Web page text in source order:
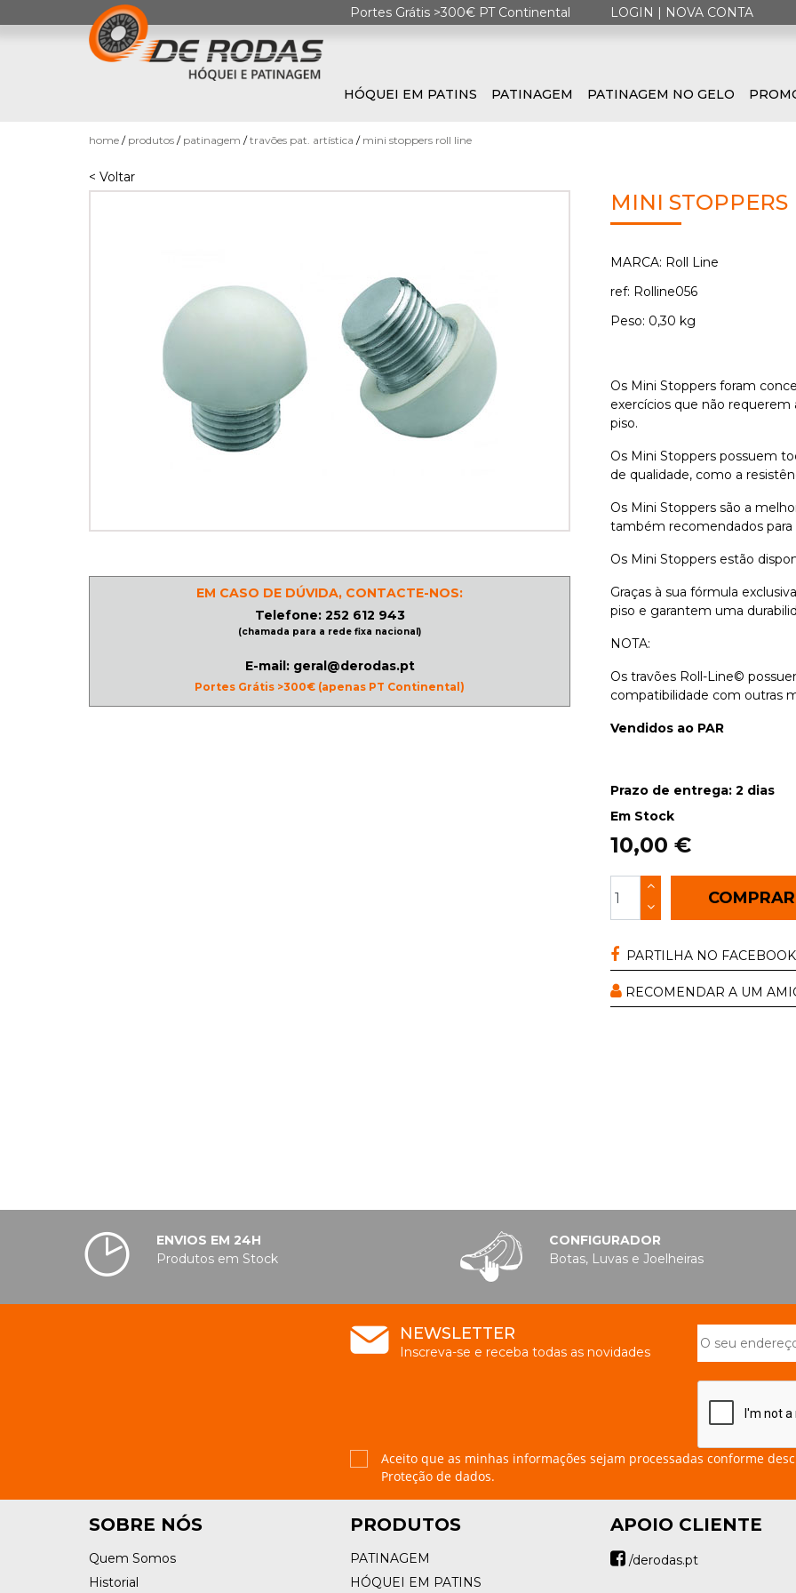
Portes Grátis >300€ PT Continental LOGIN | NOVA CONTA
HÓQUEI EM PATINS PATINAGEM PATINAGEM NO GELO
home produtos patinagem travões pat. artística mini stoppers roll line
< Voltar
EM CASO DE DÚVIDA, CONTACTE-NOS:
Telefone: 252 612 943
(chamada para a rede fixa nacional)
E-mail: geral@derodas.pt
Portes Grátis >300€ (apenas PT Continental)
MINI
MARCA: Roll Line
ref: Rolline056
Peso: 0,30 kg
Os Mini Stoppers foram
exercícios que não
piso.
Os Mini Stoppers possuem
de qualidade, como a
Os Mini Stoppers são a
também recomendados
Os Mini Stoppers estão
Graças à sua fórmula
piso e garantem uma
NOTA:
Os travões Roll-Line©
compatibilidade com outras
Vendidos ao PAR
Prazo de entrega: 2 dias
Em Stock
10,00 €
PARTILHA NO FACEBOOK
RECOMENDAR A UM
ENVIOS EM 24H
Produtos em Stock
CONFIGURADOR
Botas, Luvas e Joelheiras
NEWSLETTER
Inscreva-se e receba todas as novidades
Aceito que as minhas informações sejam processadas conforme
Proteção de dados.
SOBRE NÓS
Quem Somos
Historial
PRODUTOS
PATINAGEM
HÓQUEI EM PATINS
APOIO CLIENTE
/derodas.pt